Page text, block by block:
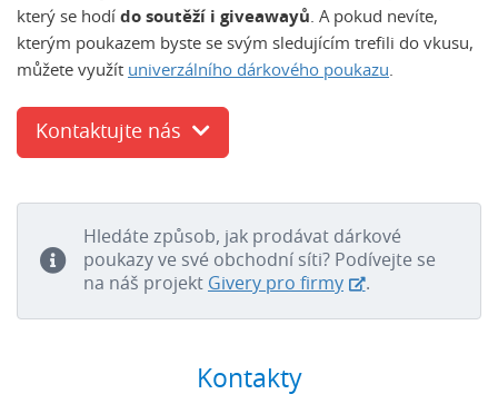
který se hodí do soutěží i giveawayů . A pokud nevíte,
kterým poukazem byste se svým sledujícím trefili do vkusu,
můžete využít univerzálního dárkového poukazu
Kontaktujte nás
Hledáte způsob, jak prodávat dárkové
poukazy ve své obchodní síti? Podívejte se
na náš projekt Givery pro firmy .
Kontakty